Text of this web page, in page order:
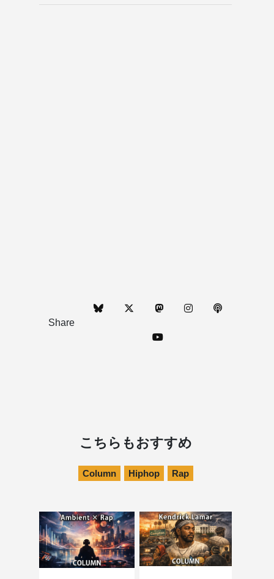
Share
こちらもおすすめ
Column Hiphop Rap